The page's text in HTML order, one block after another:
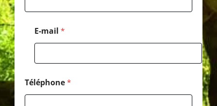
E-mail *
Téléphone*
o
e
M
e
s
s
a
g
e